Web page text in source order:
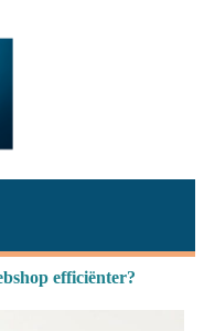
efficiënter?